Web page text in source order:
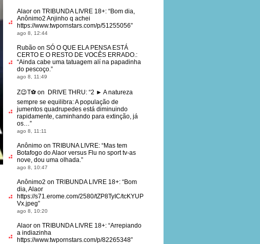
Alaor on TRIBUNDA LIVRE 18+: “Bom dia,
Anônimo2 Anjinho q achei
https://www.twpornstars.com/p/51255056”
ago 8, 12:44
Rubão on SÓ O QUE ELA PENSA ESTÁ
CERTO E O RESTO DE VOCÊS ERRADO.:
“Ainda cabe uma tatuagem alí na papadinha
do pescoço.”
ago 8, 11:49
Z😉T⚽ on DRIVE THRU: “2 ► A natureza
sempre se equilibra: A população de
jumentos quadrupedes está diminuindo
rapidamente, caminhando para extinção, já
os…”
ago 8, 11:11
Anônimo on TRIBUNA LIVRE: “Mas tem
Botafogo do Alaor versus Flu no sport tv-as
nove, dou uma olhada.”
ago 8, 10:47
Anônimo2 on TRIBUNDA LIVRE 18+: “Bom
dia, Alaor
https://s71.erome.com/2580/tZP8TyIC/tcKYUP
Vx.jpeg”
ago 8, 10:20
Alaor on TRIBUNDA LIVRE 18+: “Arrepiando
a indiazinha
https://www.twpornstars.com/p/82265348”